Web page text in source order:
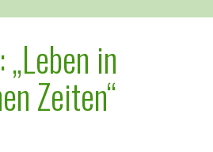
in
Zeiten“